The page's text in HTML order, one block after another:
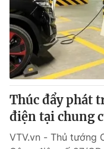
Thúc đẩy phát
điện tại chung
VTV.vn - Thủ tướng